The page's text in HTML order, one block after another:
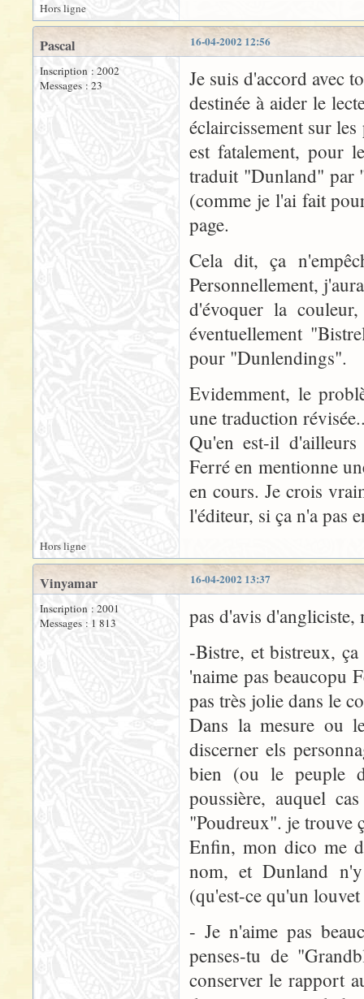
Hors ligne
16-04-2002 12:56
Pascal
Inscription : 2002
Messages : 23
Je suis d'accord avec
destinée à aider le
éclaircissement sur
est fatalement, pour
traduit "Dunland" par
(comme je l'ai fait
page.
Cela dit, ça
Personnellement,
d'évoquer la
éventuellement
pour "Dunlendings".
Evidemment, le
une traduction
Qu'en est-il
Ferré en mentionne
en cours. Je crois
l'éditeur, si ça n'a pas
Hors ligne
16-04-2002 13:37
Vinyamar
Inscription : 2001
Messages : 1 813
pas d'avis d'angliciste,
-Bistre, et bistreux,
'naime pas beaucopu
pas très jolie dans le
Dans la mesure ou
discerner els
bien (ou le peuple
poussière, auquel
"Poudreux". je trouve
Enfin, mon dico me
nom, et Dunland
(qu'est-ce qu'un
- Je n'aime pas
penses-tu de
conserver le rapport